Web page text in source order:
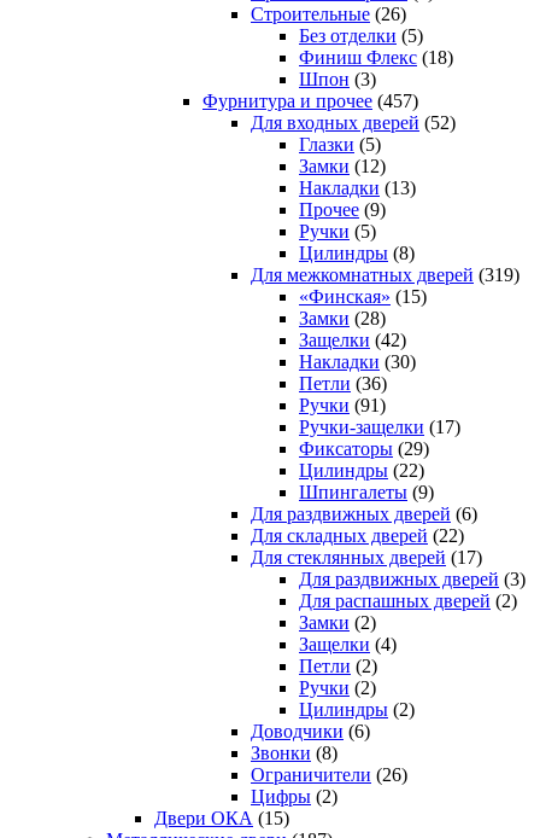
Строительные (26)
Без отделки (5)
Финиш Флекс (18)
Шпон (3)
Фурнитура и прочее (457)
Для входных дверей (52)
Глазки (5)
Замки (12)
Накладки (13)
Прочее (9)
Ручки (5)
Цилиндры (8)
Для межкомнатных дверей (319)
«Финская» (15)
Замки (28)
Защелки (42)
Накладки (30)
Петли (36)
Ручки (91)
Ручки-защелки (17)
Фиксаторы (29)
Цилиндры (22)
Шпингалеты (9)
Для раздвижных дверей (6)
Для складных дверей (22)
Для стеклянных дверей (17)
Для раздвижных дверей (3)
Для распашных дверей (2)
Замки (2)
Защелки (4)
Петли (2)
Ручки (2)
Цилиндры (2)
Доводчики (6)
Звонки (8)
Ограничители (26)
Цифры (2)
Двери ОКА (15)